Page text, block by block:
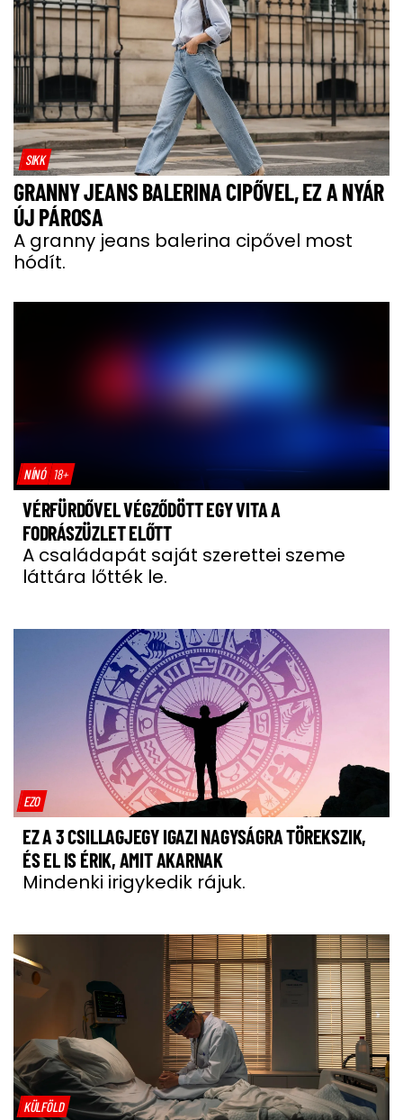
SIKK
GRANNY JEANS BALERINA CIPŐVEL, EZ A NYÁR
ÚJ PÁROSA
A granny jeans balerina cipővel most
hódít.
NÍNÓ 18+
VÉRFÜRDŐVEL VÉGZŐDÖTT EGY VITA A
FODRÁSZÜZLET ELŐTT
A családapát saját szerettei szeme
láttára lőtték le.
EZO
EZ A 3 CSILLAGJEGY IGAZI NAGYSÁGRA TÖREKSZIK,
ÉS EL IS ÉRIK, AMIT AKARNAK
Mindenki irigykedik rájuk.
KÜLFÖLD